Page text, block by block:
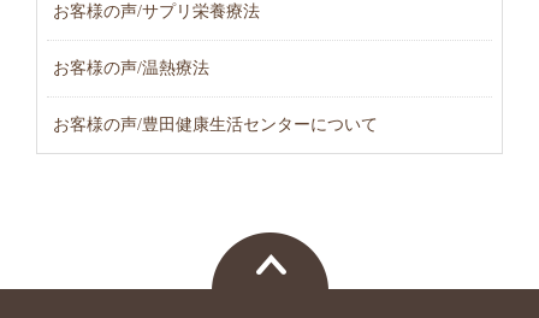
お客様の声/サプリ栄養療法
お客様の声/温熱療法
お客様の声/豊田健康生活センターについて